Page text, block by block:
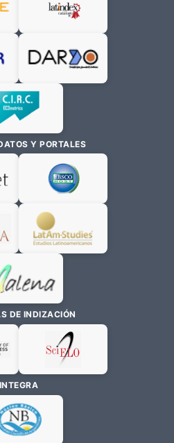
Y PORTALES
DE INDIZACIÓN
INTEGRA